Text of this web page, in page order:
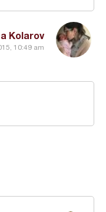
Kolarov
10:49 am